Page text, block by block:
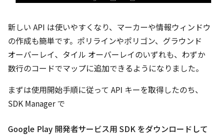
新しい API は使いやすくなり、マーカーや情報ウィンドウ
の作成も簡単です。ポリラインやポリゴン、グラウンド
オーバーレイ、タイル オーバーレイのいずれも、わずか
数行のコードでマップに追加できるようになりました。
まずは使用開始手順に従って API キーを取得したのち、
SDK Manager で
Google Play 開発者サービス用 SDK をダウンロードして